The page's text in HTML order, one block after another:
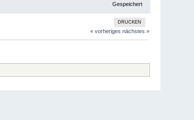
Gespeichert
DRUCKEN
« vorheriges nächstes »